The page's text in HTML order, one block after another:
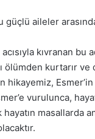
aileler
kıvranan
ölümden kurtarır
vurulunca,
masallarda